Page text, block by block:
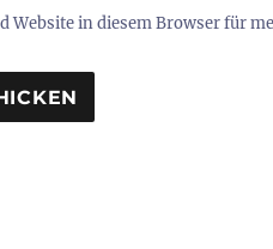
Website in diesem Browser für